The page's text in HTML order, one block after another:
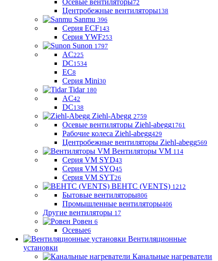
Осевые вентиляторы72
Центробежные вентиляторы138
Sanmu 396
Серия ECF143
Серия YWF253
Sunon 1797
AC225
DC1534
EC8
Серия Mini30
Tidar 180
AC42
DC138
Ziehl-Abegg 2759
Осевые вентиляторы Ziehl-abegg1761
Рабочие колеса Ziehl-abegg429
Центробежные вентиляторы Ziehl-abegg569
Вентиляторы VM 114
Серия VM SYD43
Серия VM SYQ45
Серия VM SYT26
ВЕНТС (VENTS) 1212
Бытовые вентиляторы806
Промышленные вентиляторы406
Другие вентиляторы 17
Ровен 6
Осевые6
Вентиляционные
установки
Канальные нагреватели